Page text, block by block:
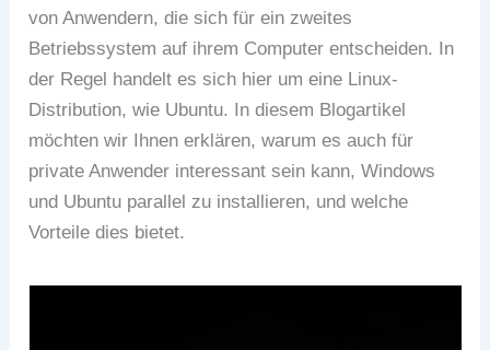
von Anwendern, die sich für ein zweites
Betriebssystem auf ihrem Computer entscheiden. In
der Regel handelt es sich hier um eine Linux-
Distribution, wie Ubuntu. In diesem Blogartikel
möchten wir Ihnen erklären, warum es auch für
private Anwender interessant sein kann, Windows
und Ubuntu parallel zu installieren, und welche
Vorteile dies bietet.